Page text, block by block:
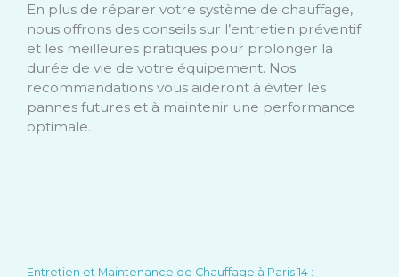
En plus de réparer votre système de chauffage,
nous offrons des conseils sur l’entretien préventif
et les meilleures pratiques pour prolonger la
durée de vie de votre équipement. Nos
recommandations vous aideront à éviter les
pannes futures et à maintenir une performance
optimale.
Entretien et Maintenance de Chauffage à Paris 14 :